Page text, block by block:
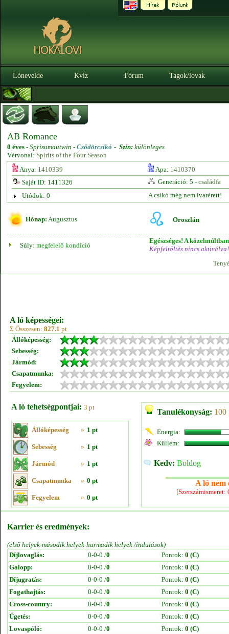
Lónevelde Kvíz Fórum Tagok/lovak
AB Romance
0 éves - Sprisumautwin - Csődörcsikó - Szín: különleges
Vérvonal: Spirits of the Four Season
Anya: 1410339 Apa: 1410370
Saját ID: 1411326
Generáció: 5 - családfa
Utódok: 0
A csikó még nem ivarérett!
Hónap: Augusztus Oroszlán
Súly: megfelelő kondíció
Egészséges! A
Képfeltöltés nincs aktiválva!
A ló képességei:
Σ Összesen: 827.1 pt
Állóképesség:
Sebesség:
Jármód:
Csapatmunka:
Fegyelem:
A ló tehetségpontjai: 3 pt
Állóképesség » 1 pt
Sebesség » 1 pt
Jármód » 1 pt
Csapatmunka » 0 pt
Fegyelem » 0 pt
Tanulékonyság: 100
Energia:
Küllem:
Kedv: Boldog
A ló nem
Karrier és eredmények:
(első helyek-második helyek-harmadik helyek /indulások)
Díjlovaglás:
0-0-0 /0 Pontok: 0 (C)
Galopp:
0-0-0 /0 Pontok: 0 (C)
Díjugratás:
0-0-0 /0 Pontok: 0 (C)
Fogathajtás:
0-0-0 /0 Pontok: 0 (C)
Cross-country:
0-0-0 /0 Pontok: 0 (C)
Ügetés:
0-0-0 /0 Pontok: 0 (C)
Lovaspóló:
0-0-0 /0 Pontok: 0 (C)